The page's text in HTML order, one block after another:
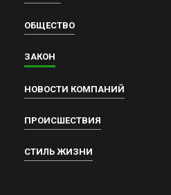
ОБЩЕСТВО
ЗАКОН
НОВОСТИ КОМПАНИЙ
ПРОИСШЕСТВИЯ
СТИЛЬ ЖИЗНИ